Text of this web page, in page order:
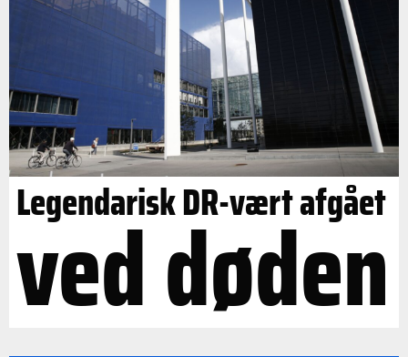
Legendarisk DR-vært afgået
ved døden